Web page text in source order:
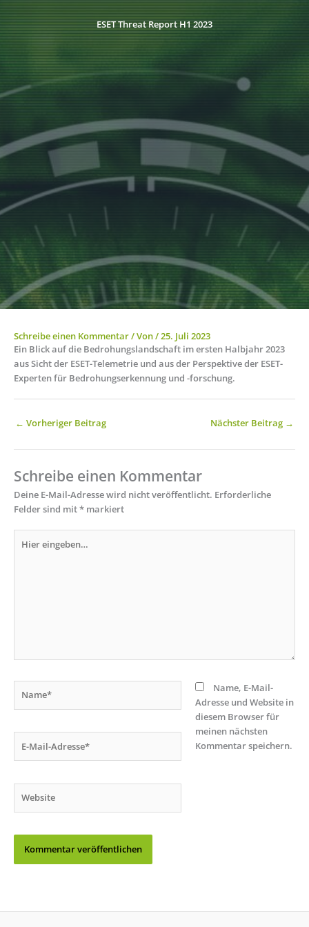
ESET Threat Report H1 2023
Schreibe einen Kommentar/ Von/25. Juli 2023
Ein Blick auf die Bedrohungslandschaft im ersten Halbjahr 2023
aus Sicht der ESET-Telemetrie und aus der Perspektive der ESET-
Experten für Bedrohungserkennung und -forschung.
← Vorheriger Beitrag Nächster Beitrag →
Schreibe einen Kommentar
Deine E-Mail-Adresse wird nicht veröffentlicht. Erforderliche
Felder sind mit* markiert
eingeben…
Mail-
Name, E-Mail-
Adresse und Website in
diesem Browser für
meinen nächsten
Kommentar speichern.